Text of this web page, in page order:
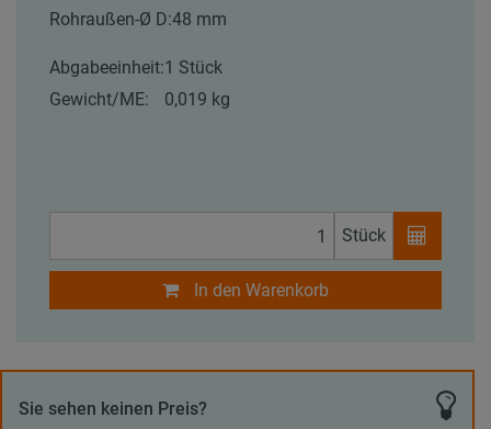
Rohraußen-Ø D:48 mm
Abgabeeinheit:1 Stück
Gewicht/ME:
0,019 kg
Stück
In den Warenkorb
Sie sehen keinen Preis?